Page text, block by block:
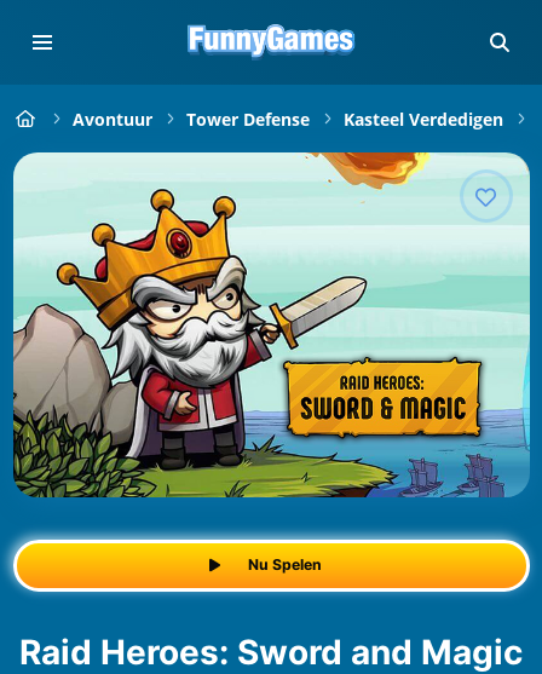
Avontuur Tower Defense Kasteel Verdedigen
Nu Spelen
Raid Heroes: Sword and Magic